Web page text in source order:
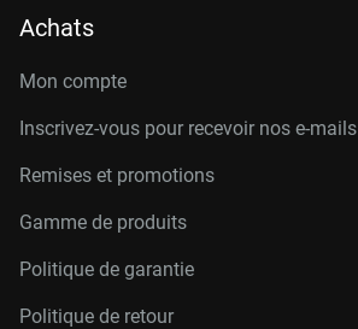
Achats
Mon compte
Inscrivez-vous pour recevoir nos e-mails
Remises et promotions
Gamme de produits
Politique de garantie
Politique de retour